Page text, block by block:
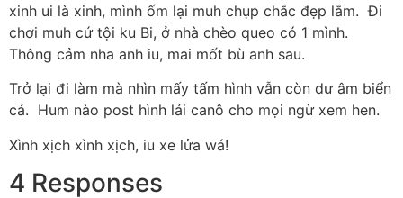
xinh ui là xinh, mình ốm lại muh chụp chắc đẹp lắm. Đi
chơi muh cứ tội ku Bi, ở nhà chèo queo có 1 mình.
Thông cảm nha anh iu, mai mốt bù anh sau.
Trở lại đi làm mà nhìn mấy tấm hình vẫn còn dư âm biển
cả. Hum nào post hình lái canô cho mọi ngừ xem hen.
Xình xịch xình xịch, iu xe lửa wá!
4 Responses